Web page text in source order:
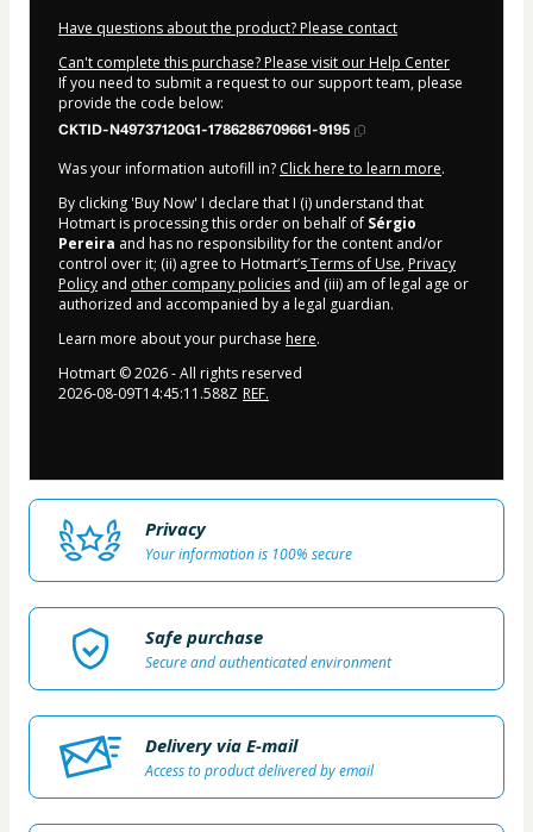
Have questions about the product? Please contact
Can't complete this purchase? Please visit our Help Center
If you need to submit a request to our support team, please
provide the code below:
CKTID-N49737120G1-1786286709661-9195
Was your information autofill in? Click here to learn more.
By clicking 'Buy Now' I declare that I (i) understand that
Hotmart is processing this order on behalf of Sérgio
Pereira and has no responsibility for the content and/or
control over it; (ii) agree to Hotmart’sTerms of Use, Privacy
Policy and other company policies and (iii) am of legal age or
authorized and accompanied by a legal guardian.
Learn more about your purchase here.
Hotmart ©2026- All rights reserved
2026-08-09T14:45:11.588Z REF.
Privacy
Your information is 100% secure
Safe purchase
Secure and authenticated environment
Delivery via E-mail
Access to product delivered by email